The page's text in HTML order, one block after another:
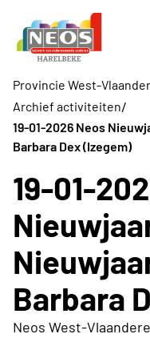
Provincie West-
Archief activiteiten/
19-01-2026 Neos
Barbara Dex (Izegem)
19-01-
Barbara
Neos West-